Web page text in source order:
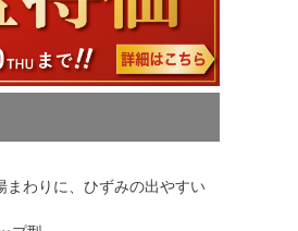
まわりに、ひずみの出やすい